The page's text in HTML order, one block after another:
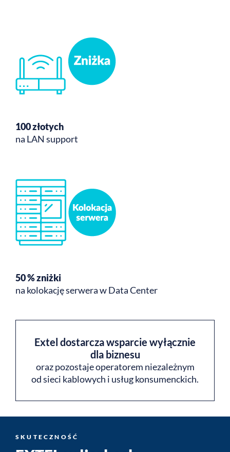
100 złotych
na LAN support
50 % zniżki
na kolokację serwera w Data Center
Extel dostarcza wsparcie wyłącznie
dla biznesu
oraz pozostaje operatorem niezależnym
od sieci kablowych i usług konsumenckich.
SKUTECZNOŚĆ